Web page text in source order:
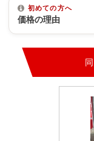
初めての方へ
価格の理由